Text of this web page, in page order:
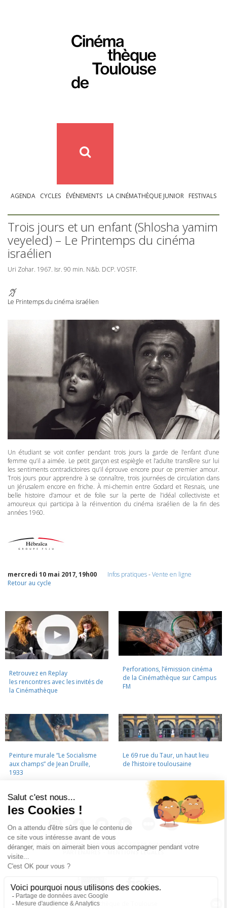
AGENDA CYCLES ÉVÉNEMENTS LA CINÉMATHÈQUE JUNIOR FESTIVALS
Trois jours et un enfant (Shlosha yamim
veyeled) – Le Printemps du cinéma
israélien
Uri Zohar. 1967. Isr. 90 min. N&b. DCP. VOSTF.
Le Printemps du cinéma israélien
Un étudiant se voit confier pendant trois jours la garde de l’enfant d’une
femme qu’il a aimée. Le petit garçon est espiègle et l’adulte transfère sur lui
les sentiments contradictoires qu’il éprouve encore pour ce premier amour.
Trois jours pour apprendre à se connaître, trois journées de circulation dans
un Jérusalem encore en friche. À mi-chemin entre Godard et Resnais, une
belle histoire d’amour et de folie sur la perte de l’idéal collectiviste et
amoureux qui participa à la réinvention du cinéma israélien de la fin des
années 1960.
mercredi 10 mai 2017, 19h00 Infos pratiques-Vente en ligne
Retour au cycle
Retrouvez en Replay
les rencontres avec les invités de
la Cinémathèque
Perforations, l’émission cinéma
de la Cinémathèque sur Campus
FM
Peinture murale “Le Socialisme
aux champs” de Jean Druille,
1933
Le 69 rue du Taur, un haut lieu
de l’histoire toulousaine
LA CINÉMATHÈQUE · CONTACTS · LETTRE D'INFORMATION ·
MENTIONS LÉGALES
La Cinémathèque de Toulouse